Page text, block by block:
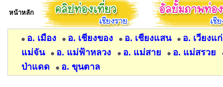
หน้าหลัก
อ. เมือง อ. เชียงของ อ. เชียงแสน
อ. เวียงแ
แม่จัน
อ. แม่ฟ้าหลวง อ. แม่สาย
อ. แม่สรวย
ป่าแดด
อ. ขุนตาล